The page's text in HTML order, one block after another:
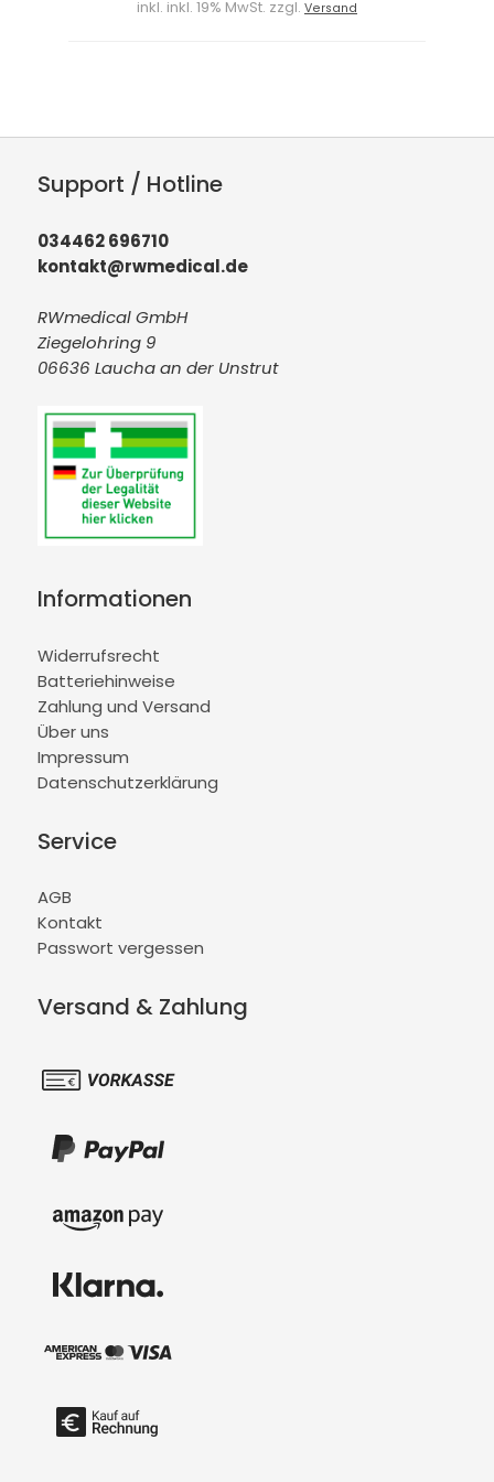
inkl. inkl. 19% MwSt. zzgl. Versand
Support / Hotline
034462 696710
kontakt@rwmedical.de
RWmedical GmbH
Ziegelohring 9
06636 Laucha an der Unstrut
Informationen
Widerrufsrecht
Batteriehinweise
Zahlung und Versand
Über uns
Impressum
Datenschutzerklärung
Service
AGB
Kontakt
Passwort vergessen
Versand & Zahlung